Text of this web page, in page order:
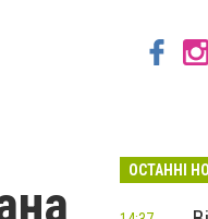
ОСТАННІ